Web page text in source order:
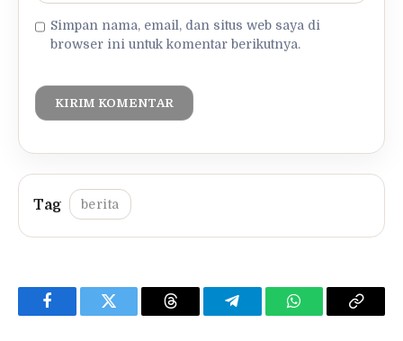
Simpan nama, email, dan situs web saya di
browser ini untuk komentar berikutnya.
berita
FacebookTwitter Threads TelegramWhatsAppCopy